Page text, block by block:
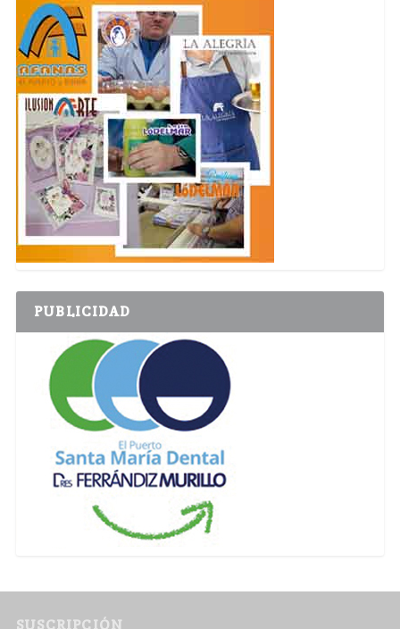
PUBLICIDAD
SUSCRIPCIÓN